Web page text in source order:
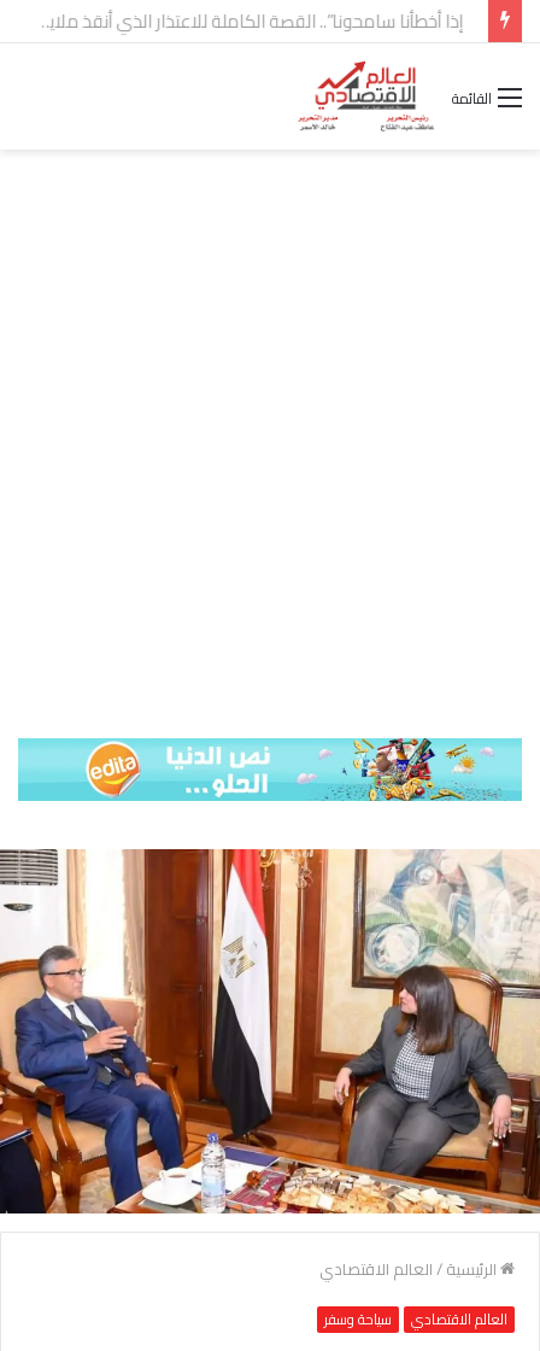
شركة “Scope Developments” تعلن تولي أحمد كمال عيسى منصب الرئيس التنفيذي للقطاع التجاري
القائمة
الرئيسية/العالم الاقتصادي
العالم الاقتصادي سياحة وسفر